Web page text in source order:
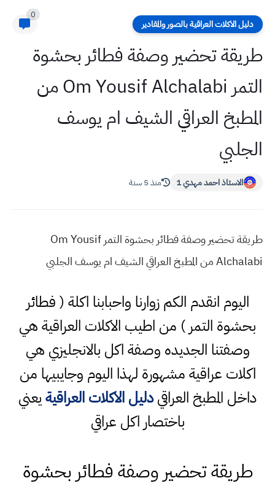
دليل الاكلات العراقية بالصور والمقادير
0
طريقة تحضير وصفة فطائر بحشوة
التمر Om Yousif Alchalabi من
المطبخ العراقي الشيف ام يوسف
الجلبي
الاستاذ احمد مهدي 1 منذ 5 سنة
طريقة تحضير وصفة فطائر بحشوة التمر Om Yousif
Alchalabi من المطبخ العراقي الشيف ام يوسف الجلبي
اليوم انقدم الكم زوارنا واحبابنا اكلة ( فطائر
بحشوة التمر ) من اطيب الاكلات العراقية هي
وصفتنا الجديده وصفة اكل بالانجليزي هي
اكلات عراقية مشهورة لهذا اليوم وجايبيها من
داخل المطبخ العراقيدليل الاكلات العراقيةيعني
باختصار اكل عراقي
طريقة تحضير وصفة فطائر بحشوة